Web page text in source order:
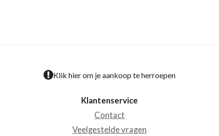
Klik hier om je aankoop te herroepen
Klantenservice
Contact
Veelgestelde vragen